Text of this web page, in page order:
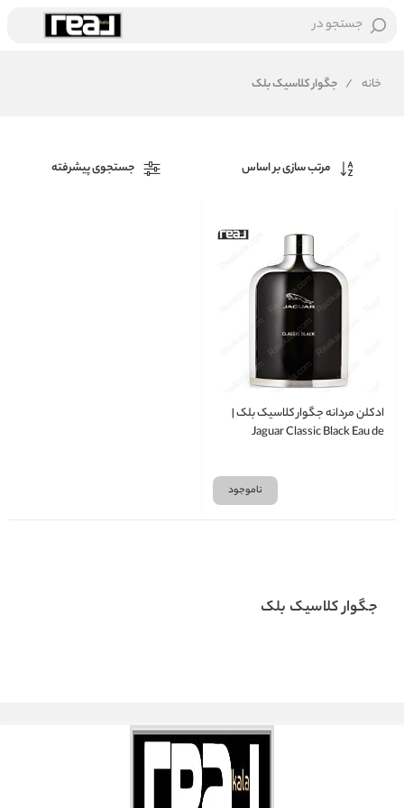
جستجو در
خانه / جگوار کلاسیک بلک
مرتب سازی بر اساس جستجوی پیشرفته
ادکلن مردانه جگوار کلاسیک بلک |
Jaguar Classic Black Eau de
ناموجود
جگوار کلاسیک بلک